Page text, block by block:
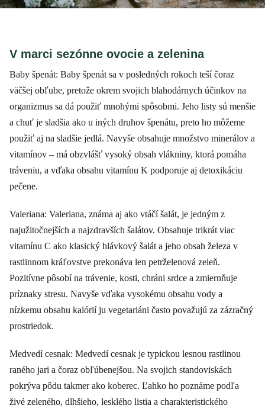
V marci sezónne ovocie a zelenina
Baby špenát: Baby špenát sa v posledných rokoch teší čoraz
väčšej obľube, pretože okrem svojich blahodárnych účinkov na
organizmus sa dá použiť mnohými spôsobmi. Jeho listy sú menšie
a chuť je sladšia ako u iných druhov špenátu, preto ho môžeme
použiť aj na sladšie jedlá. Navyše obsahuje množstvo minerálov a
vitamínov – má obzvlášť vysoký obsah vlákniny, ktorá pomáha
tráveniu, a vďaka obsahu vitamínu K podporuje aj detoxikáciu
pečene.
Valeriana: Valeriana, známa aj ako vtáčí šalát, je jedným z
najužitočnejších a najzdravších šalátov. Obsahuje trikrát viac
vitamínu C ako klasický hlávkový šalát a jeho obsah železa v
rastlinnom kráľovstve prekonáva len petrželenová zeleň.
Pozitívne pôsobí na trávenie, kosti, chráni srdce a zmiernňuje
príznaky stresu. Navyše vďaka vysokému obsahu vody a
nízkemu obsahu kalórií ju vegetariáni často považujú za zázračný
prostriedok.
Medvedí cesnak: Medvedí cesnak je typickou lesnou rastlinou
raného jari a čoraz obľúbenejšou. Na svojich standoviskách
pokrýva pôdu takmer ako koberec. Ľahko ho poznáme podľa
živé zeleného, dlhšieho, lesklého listia a charakteristického